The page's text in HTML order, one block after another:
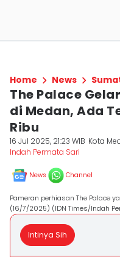
Home News
The Palace
di Medan, Ada
Ribu
16 Jul 2025, 21:23 WIB Kota
Indah Permata Sari
News Channel
Pameran perhiasan The Palace
(16/7/2025) (IDN Times/Indah
Intinya Sih